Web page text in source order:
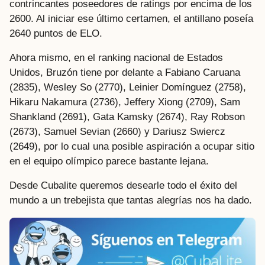
contrincantes poseedores de ratings por encima de los
2600. Al iniciar ese último certamen, el antillano poseía
2640 puntos de ELO.
Ahora mismo, en el ranking nacional de Estados
Unidos, Bruzón tiene por delante a Fabiano Caruana
(2835), Wesley So (2770), Leinier Domínguez (2758),
Hikaru Nakamura (2736), Jeffery Xiong (2709), Sam
Shankland (2691), Gata Kamsky (2674), Ray Robson
(2673), Samuel Sevian (2660) y Dariusz Swiercz
(2649), por lo cual una posible aspiración a ocupar sitio
en el equipo olímpico parece bastante lejana.
Desde Cubalite queremos desearle todo el éxito del
mundo a un trebejista que tantas alegrías nos ha dado.